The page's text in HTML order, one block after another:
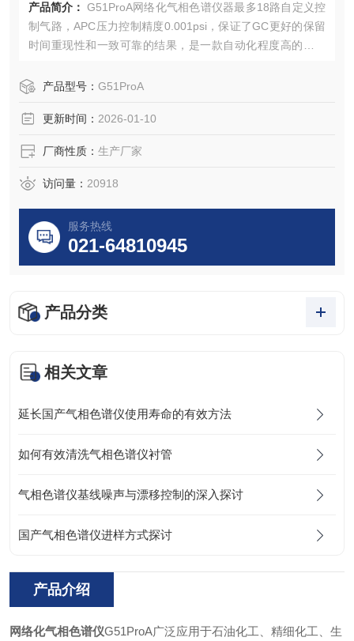
产品简介： G51ProA网络化气相色谱仪器最多18路自定义控
制气路，APC压力控制精度0.001psi，保证了GC更好的保留
时间重现性和一致可靠的结果，是一款自动化程度高的多用
产品型号： G51ProA
更新时间： 2026-01-10
厂商性质： 生产厂家
访问量： 20918
服务热线
021-64810945
产品分类
相关文章
延长国产气相色谱仪使用寿命的有效方法
如何有效清洗气相色谱仪衬管
气相色谱仪基线噪声与漂移控制的深入探讨
国产气相色谱仪进样方式探讨
产品介绍
网络化气相色谱仪G51ProA广泛应用于石油化工、精细化工、生